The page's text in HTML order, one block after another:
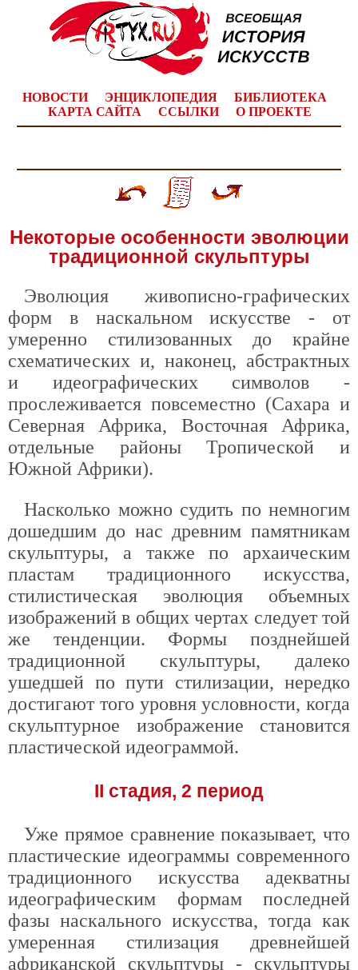
НОВОСТИ ЭНЦИКЛОПЕДИЯ
БИБЛИОТЕКА
КАРТА САЙТА
ССЫЛКИ О ПРОЕКТЕ
Некоторые особенности эволюции
традиционной скульптуры
Эволюция живописно-графических
форм в наскальном искусстве - от
умеренно стилизованных до крайне
схематических и, наконец, абстрактных
и идеографических символов -
прослеживается повсеместно (Сахара и
Северная Африка, Восточная Африка,
отдельные районы Тропической и
Южной Африки).
Насколько можно судить по немногим
дошедшим до нас древним памятникам
скульптуры, а также по архаическим
пластам традиционного искусства,
стилистическая эволюция объемных
изображений в общих чертах следует той
же тенденции. Формы позднейшей
традиционной скульптуры, далеко
ушедшей по пути стилизации, нередко
достигают того уровня условности, когда
скульптурное изображение становится
пластической идеограммой.
II стадия, 2 период
Уже прямое сравнение показывает, что
пластические идеограммы современного
традиционного искусства адекватны
идеографическим формам последней
фазы наскального искусства, тогда как
умеренная стилизация древнейшей
африканской скульптуры - скульптуры